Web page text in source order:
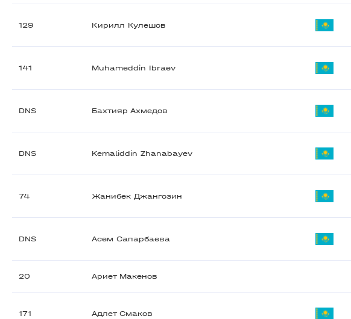
129 Кирилл Кулешов
141 Muhameddin Ibraev
DNS Бахтияр Ахмедов
DNS Kemaliddin Zhanabayev
74 Жанибек Джангозин
DNS Асем Сапарбаева
20 Ариет Макенов
171 Адлет Смаков